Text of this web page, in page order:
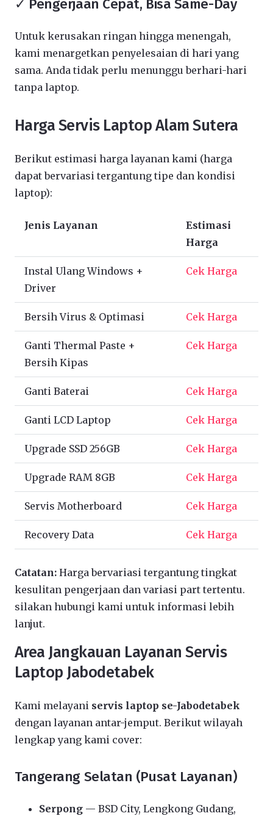
✓ Pengerjaan Cepat, Bisa Same-Day
Untuk kerusakan ringan hingga menengah,
kami menargetkan penyelesaian di hari yang
sama. Anda tidak perlu menunggu berhari-hari
tanpa laptop.
Harga Servis Laptop Alam Sutera
Berikut estimasi harga layanan kami (harga
dapat bervariasi tergantung tipe dan kondisi
laptop):
Jenis Layanan
Estimasi
Harga
Instal Ulang Windows +
Driver
Cek Harga
Bersih Virus & Optimasi Cek Harga
Ganti Thermal Paste +
Bersih Kipas
Cek Harga
Ganti Baterai Cek Harga
Ganti LCD Laptop Cek Harga
Upgrade SSD 256GB Cek Harga
Upgrade RAM 8GB Cek Harga
Servis Motherboard Cek Harga
Recovery Data Cek Harga
Catatan: Harga bervariasi tergantung tingkat
kesulitan pengerjaan dan variasi part tertentu.
silakan hubungi kami untuk informasi lebih
lanjut.
Area Jangkauan Layanan Servis
Laptop Jabodetabek
Kami melayani servis laptop se-Jabodetabek
dengan layanan antar-jemput. Berikut wilayah
lengkap yang kami cover:
Tangerang Selatan (Pusat Layanan)
Serpong — BSD City, Lengkong Gudang,